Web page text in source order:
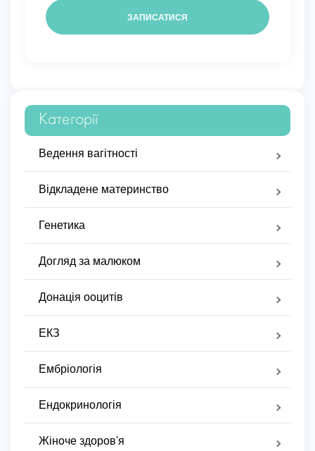
Категорії
Ведення вагітності
Відкладене материнство
Генетика
Догляд за малюком
Донація ооцитів
ЕКЗ
Ембріологія
Ендокринологія
Жіноче здоров'я